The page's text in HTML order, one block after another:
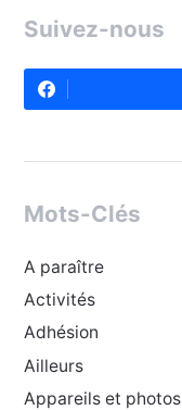
Suivez-nous
Mots-Clés
A paraître
Activités
Adhésion
Ailleurs
Appareils et photos